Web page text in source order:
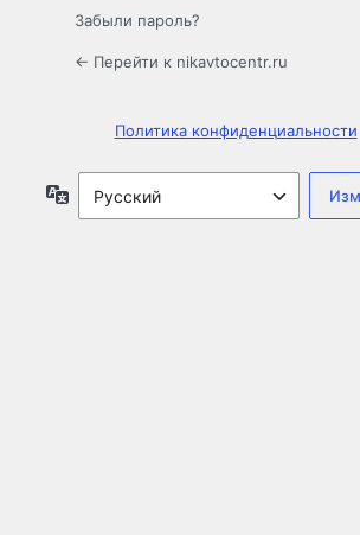
Забыли пароль?
← Перейти к nikavtocentr.ru
Политика конфиденциальности
Язык